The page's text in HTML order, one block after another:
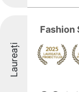
Laureați
Fashion